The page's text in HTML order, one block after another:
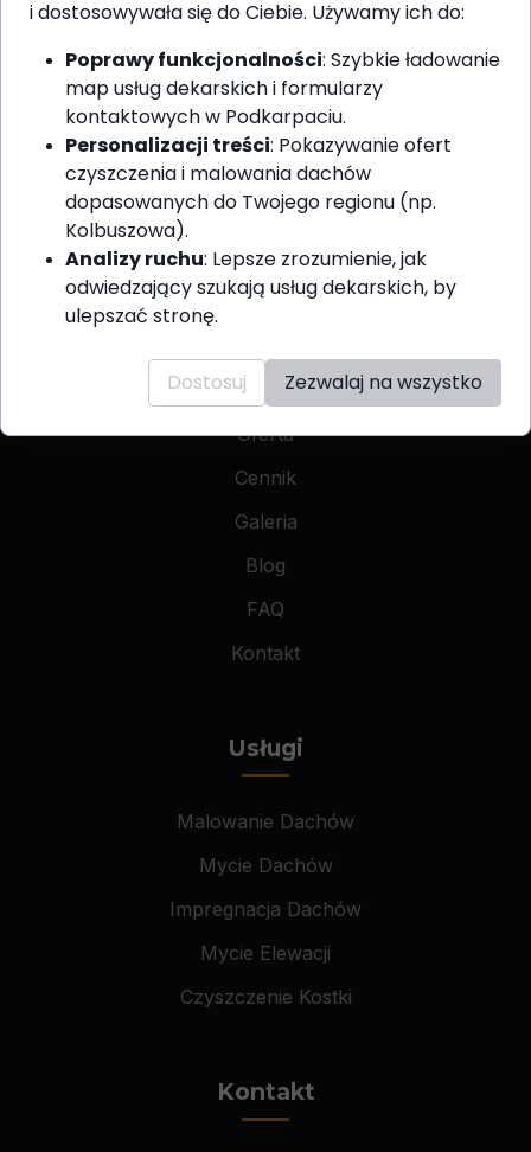
Gwarantujemy najwyższą jakość usług i
zadowolenie klientów na terenie całego
Podkarpacia.
OBSERWUJ NAS
Facebook
Szybkie Linki
O Nas
Oferta
Cennik
Galeria
Blog
FAQ
Kontakt
Usługi
Malowanie Dachów
Mycie Dachów
Impregnacja Dachów
Mycie Elewacji
Czyszczenie Kostki
Kontakt
i dostosowywała się do Ciebie. Używamy ich do:
Poprawy funkcjonalności: Szybkie ładowanie
map usług dekarskich i formularzy
kontaktowych w Podkarpaciu.
Personalizacji treści: Pokazywanie ofert
czyszczenia i malowania dachów
dopasowanych do Twojego regionu (np.
Kolbuszowa).
Analizy ruchu: Lepsze zrozumienie, jak
odwiedzający szukają usług dekarskich, by
ulepszać stronę.
Dostosuj Zezwalaj na wszystko